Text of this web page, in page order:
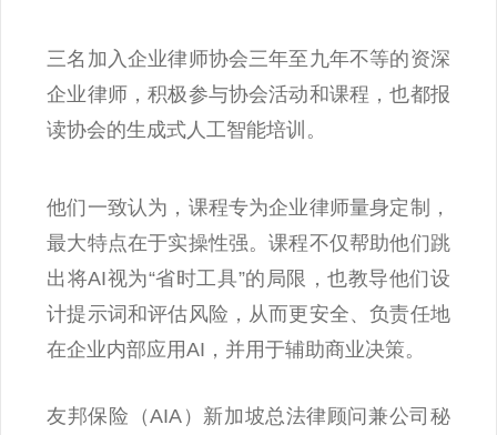
三名加入企业律师协会三年至九年不等的资深
企业律师，积极参与协会活动和课程，也都报
读协会的生成式人工智能培训。
他们一致认为，课程专为企业律师量身定制，
最大特点在于实操性强。课程不仅帮助他们跳
出将AI视为“省时工具”的局限，也教导他们设
计提示词和评估风险，从而更安全、负责任地
在企业内部应用AI，并用于辅助商业决策。
友邦保险（AIA）新加坡总法律顾问兼公司秘